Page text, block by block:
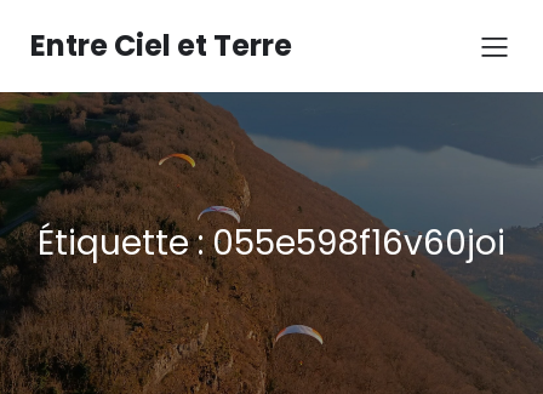
contenuEntre Ciel et Terre
Étiquette :055e598f16v60joi